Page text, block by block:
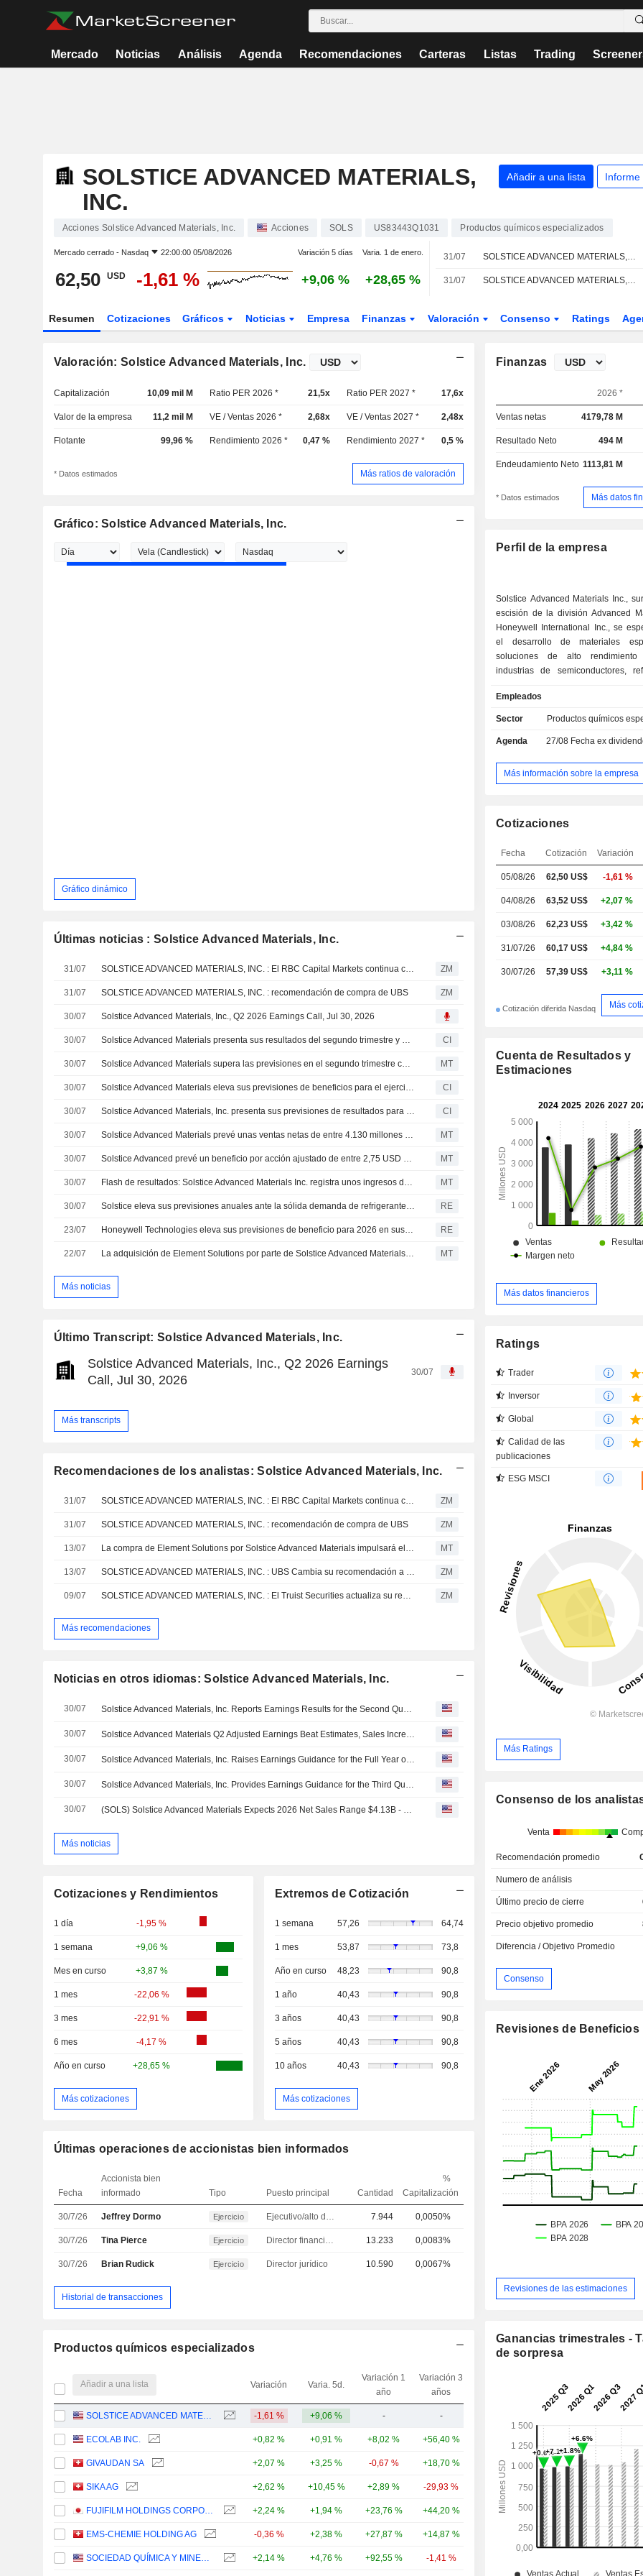
Mercado Noticias Análisis Agenda Recomendaciones Carteras Listas Trading
SOLSTICE ADVANCED MATERIALS,
INC.
Añadir a una lista Informe
Acciones Solstice Advanced Materials, Inc. Acciones SOLS US83443Q1031 Productos químicos especializados
Mercado cerrado - Nasdaq 22:00:00 05/08/2026 Variación 5 días Varia. 1 de enero.
62,50 USD -1,61 % +9,06 % +28,65 %
31/07 SOLSTICE ADVANCED MATERIALS, INC. : El RBC Capital Markets continua con su recomendación de compra
31/07 SOLSTICE ADVANCED MATERIALS, INC. : recomendación de compra de UBS
Resumen Cotizaciones Gráficos Noticias Empresa Finanzas Valoración Consenso Ratings
Valoración: Solstice Advanced Materials, Inc.
Capitalización 10,09 mil M Ratio PER 2026 * 21,5x Ratio PER 2027 * 17,6x
Valor de la empresa 11,2 mil M VE / Ventas 2026 * 2,68x VE / Ventas 2027 * 2,48x
Flotante 99,96 % Rendimiento 2026 * 0,47 % Rendimiento 2027 * 0,5 %
* Datos estimados Más ratios de valoración
Gráfico: Solstice Advanced Materials, Inc.
Gráfico dinámico
Últimas noticias : Solstice Advanced Materials, Inc.
31/07 SOLSTICE ADVANCED MATERIALS, INC. : El RBC Capital Markets continua con su recomendación de compra ZM
31/07 SOLSTICE ADVANCED MATERIALS, INC. : recomendación de compra de UBS ZM
30/07 Solstice Advanced Materials, Inc., Q2 2026 Earnings Call, Jul 30, 2026
30/07 Solstice Advanced Materials presenta sus resultados del segundo trimestre y del primer semestre de 2026 CI
30/07 Solstice Advanced Materials supera las previsiones en el segundo trimestre con un aumento de las ventas MT
30/07 Solstice Advanced Materials eleva sus previsiones de beneficios para el ejercicio 2026 CI
30/07 Solstice Advanced Materials, Inc. presenta sus previsiones de resultados para el tercer trimestre de 2026 CI
30/07 Solstice Advanced Materials prevé unas ventas netas de entre 4.130 millones y 4.190 millones USD para 2026, por encima de las estimaciones MT
30/07 Solstice Advanced prevé un beneficio por acción ajustado de entre 2,75 USD y 2,95 USD para 2026, frente a los 2,67 USD estimados por FactSet MT
30/07 Flash de resultados: Solstice Advanced Materials Inc. registra unos ingresos de 1.150 millones USD en el segundo trimestre MT
30/07 Solstice eleva sus previsiones anuales ante la sólida demanda de refrigerantes y materiales electrónicos RE
23/07 Honeywell Technologies eleva sus previsiones de beneficio para 2026 en sus primeros resultados tras la segregación RE
22/07 La adquisición de Element Solutions por parte de Solstice Advanced Materials impulsará el retorno del flujo de caja sobre la inversión, según UBS MT
Más noticias
Último Transcript: Solstice Advanced Materials, Inc.
Solstice Advanced Materials, Inc., Q2 2026 Earnings
Call, Jul 30, 2026
30/07
Más transcripts
Recomendaciones de los analistas: Solstice Advanced Materials, Inc.
31/07 ZM
31/07 SOLSTICE ADVANCED MATERIALS, INC. : recomendación de compra de UBS ZM
13/07 MT
13/07 ZM
09/07 ZM
Más recomendaciones
Noticias en otros idiomas: Solstice Advanced Materials, Inc.
30/07 Solstice Advanced Materials, Inc. Reports Earnings Results for the Second Quarter and Six Months Ended June 30, 2026
30/07 Solstice Advanced Materials Q2 Adjusted Earnings Beat Estimates, Sales Increase
30/07 Solstice Advanced Materials, Inc. Raises Earnings Guidance for the Full Year of 2026
30/07 Solstice Advanced Materials, Inc. Provides Earnings Guidance for the Third Quarter of 2026
30/07 (SOLS) Solstice Advanced Materials Expects 2026 Net Sales Range $4.13B - $4.19B, vs. FactSet Est of $4.08B
Más noticias
Cotizaciones y Rendimientos
1 día -1,95 %
1 semana +9,06 %
Mes en curso +3,87 %
1 mes -22,06 %
3 mes -22,91 %
6 mes -4,17 %
Año en curso +28,65 %
Más cotizaciones
Extremos de Cotización
1 semana 57,26 64,74
1 mes 53,87 73,8
Año en curso 48,23 90,8
1 año 40,43 90,8
3 años 40,43 90,8
5 años 40,43 90,8
10 años 40,43 90,8
Más cotizaciones
Últimas operaciones de accionistas bien informados
Fecha
Accionista bien
informado
Tipo Puesto principal Cantidad
%
Capitalización
30/7/26 Jeffrey Dormo Ejercicio Ejecutivo/alto directivo 7.944 0,0050%
30/7/26 Tina Pierce Ejercicio Director financiero 13.233 0,0083%
30/7/26 Brian Rudick Ejercicio Director jurídico 10.590 0,0067%
Historial de transacciones
Productos químicos especializados
Añadir a una lista Variación Varia. 5d.
Variación 1
año
Variación 3
años
-1,61 % +9,06 % - -
ECOLAB INC. +0,82 % +0,91 % +8,02 % +56,40 %
GIVAUDAN SA +2,07 % +3,25 % -0,67 % +18,70 % 38,02 mil M
SIKA AG +2,62 % +10,45 % +2,89 % -29,93 % 37,75 mil M
+2,24 % +1,94 % +23,76 % +44,20 % 28,18 mil M
EMS-CHEMIE HOLDING AG -0,36 % +2,38 % +27,87 % +14,87 % 23,75 mil M
+2,14 % +4,76 % +92,55 % -1,41 %
Finanzas
2026 *
Ventas netas 4179,78 M
Resultado Neto 494 M
Endeudamiento Neto 1113,81 M
* Datos estimados Más datos
Perfil de la empresa
Solstice Advanced Materials Inc.,
escisión de la división Advanced
Honeywell International Inc., se
el desarrollo de materiales
soluciones de alto
industrias de semiconductores,
actividad del grupo se organiza en
familias de productos: - refrigerantes y
soluciones de refrigeración para
embalaje para el sector
materiales electrónicos y
reactivos especiales.
Empleados
Sector Productos químicos
Agenda 27/08 Fecha ex dividendo -
Más información sobre la empresa
Cotizaciones
Fecha Cotización Variación
05/08/26 62,50US$ -1,61 %
04/08/26 63,52 US$ +2,07 %
03/08/26 62,23 US$ +3,42 %
31/07/26 60,17 US$ +4,84 %
30/07/26 57,39 US$ +3,11 %
Cotización diferida Nasdaq Más
Cuenta de Resultados y
Estimaciones
Más datos financieros
Ratings
Trader
Inversor
Global
Calidad de las
publicaciones
ESG MSCI
Más Ratings
Consenso de los
Venta
Recomendación promedio
Numero de análisis
Último precio de cierre
Precio objetivo promedio
Diferencia / Objetivo Promedio
Consenso
Revisiones de Beneficios
Revisiones de las estimaciones
Ganancias trimestrales -
de sorpresa